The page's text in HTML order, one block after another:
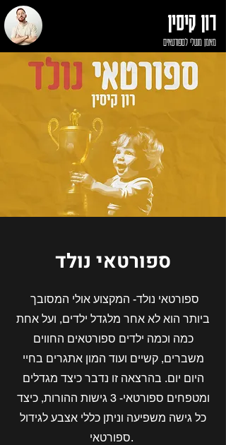
רון קיסין
מאמן מנטלי לספורטאים
ספורטאי נולד
ביותר הוא לא אחר מלגדל ילדים, ועל אחת
כמה וכמה ילדים ספורטאים החווים
משברים, קשיים ועוד המון אתגרים בחיי
היום יום. בהרצאה זו נדבר כיצד מגדלים
ומטפחים ספורטאי- 3 גישות ההורות, כיצד
כל גישה משפיעה וניתן כללי אצבע לגידול
ספורטאי.